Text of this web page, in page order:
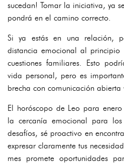
sucedan! Tomar la iniciativa, ya
pondrá en el camino correcto.
Si ya estás en una relación,
distancia emocional al principio
cuestiones familiares. Esto
vida personal, pero es
brecha con comunicación abierta
El horóscopo de Leo para
la cercanía emocional para
desafíos, sé proactivo en
expresar claramente tus
mes promete oportunidades